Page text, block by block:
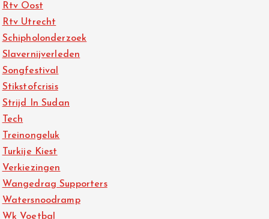
Rtv Oost
Rtv Utrecht
Schipholonderzoek
Slavernijverleden
Songfestival
Stikstofcrisis
Strijd In Sudan
Tech
Treinongeluk
Turkije Kiest
Verkiezingen
Wangedrag Supporters
Watersnoodramp
Wk Voetbal